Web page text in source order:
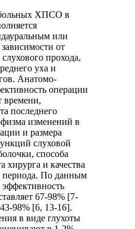
ХПСО в
или
от
прохода,
уха и
Анатомо-
операции
времени,
последнего
изменений в
и размера
слуховой
способа
хирурга и качества
периода. По данным
67-98% [7-
98% [6, 13-16].
в виде глухоты